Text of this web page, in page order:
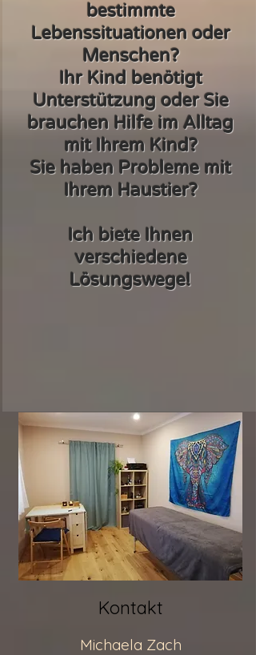
bestimmte
Lebenssituationen oder
Menschen?
Ihr Kind benötigt
Unterstützung oder Sie
brauchen Hilfe im Alltag
mit Ihrem Kind?
Sie haben Probleme mit
Ihrem Haustier?
Ich biete Ihnen
verschiedene
Lösungswege!
Kontakt
Michaela Zach